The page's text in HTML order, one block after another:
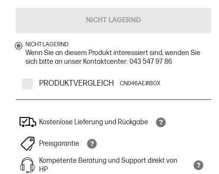
NICHT LAGERND
NICHT LAGERND
Wenn Sie an diesem Produkt interessiert sind, wenden Sie
sich bitte an unser Kontaktcenter: 043 547 97 86
PRODUKTVERGLEICH CN046AE#BGX
Kostenlose Lieferung und Rückgabe
Preisgarantie
Kompetente Beratung und Support direkt von
HP